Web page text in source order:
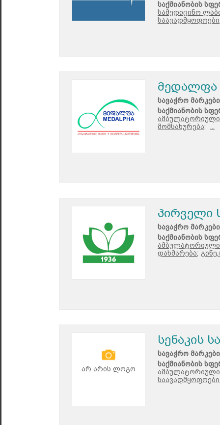
საქმიანობის
სამედიცინო
მედალფა
სავაჭრო
საქმიანობის
ამბულატორიული
მომსახურება;
პირველი
სავაჭრო
საქმიანობის
ამბულატორიული
დახმარება;
არ არის ლოგო
სენაკის
სავაჭრო
საქმიანობის
ამბულატორიული